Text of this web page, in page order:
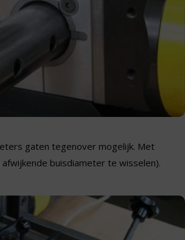
gaten tegenover mogelijk. Met
buisdiameter te wisselen).